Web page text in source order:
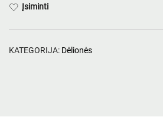
Įsiminti
KATEGORIJA: Dėlionės